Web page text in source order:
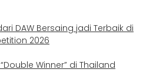
DAW Bersaing jadi Terbaik di
2026
Winner” di Thailand